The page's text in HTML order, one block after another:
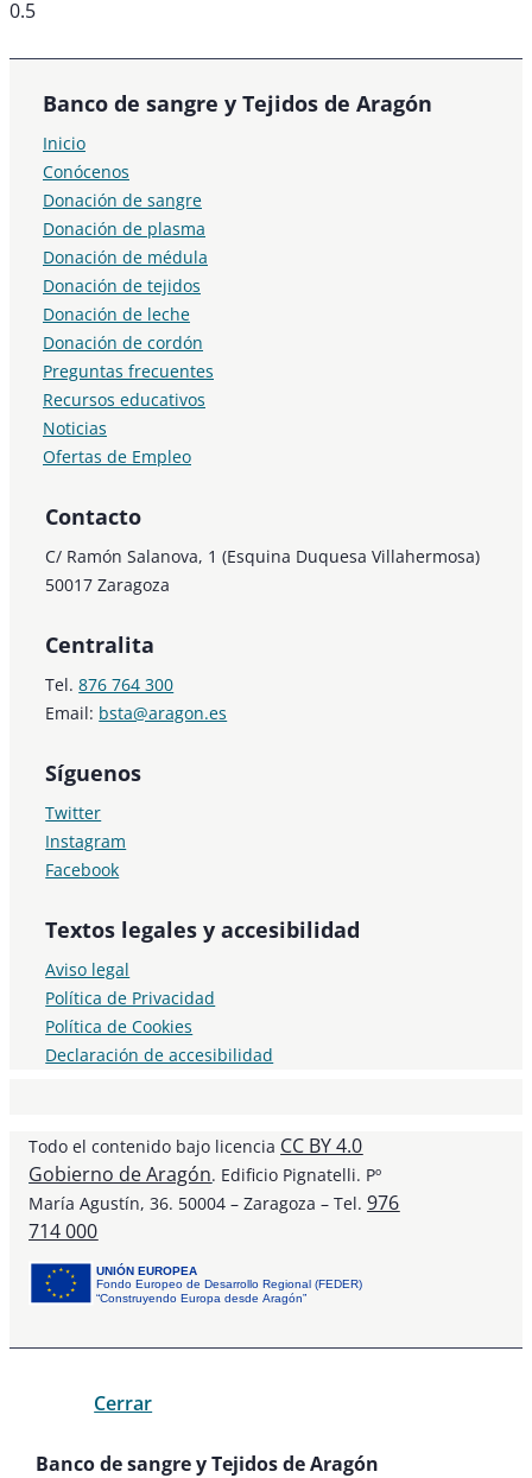
Banco de sangre y Tejidos de Aragón
Inicio
Conócenos
Donación de sangre
Donación de plasma
Donación de médula
Donación de tejidos
Donación de leche
Donación de cordón
Preguntas frecuentes
Recursos educativos
Noticias
Ofertas de Empleo
Contacto
C/ Ramón Salanova, 1 (Esquina Duquesa Villahermosa)
50017 Zaragoza
Centralita
Tel.876 764 300
Email: bsta@aragon.es
Síguenos
Twitter
Instagram
Facebook
Textos legales y accesibilidad
Aviso legal
Política de Privacidad
Política de Cookies
Declaración de accesibilidad
Todo el contenido bajo licencia CC BY 4.0
Gobierno de Aragón. Edificio Pignatelli. Pº
María Agustín, 36. 50004 – Zaragoza – Tel.976
714 000
UNIÓN EUROPEA
Fondo Europeo de Desarrollo Regional (FEDER)
“Construyendo Europa desde Aragón”
Cerrar
Banco de sangre y Tejidos de Aragón